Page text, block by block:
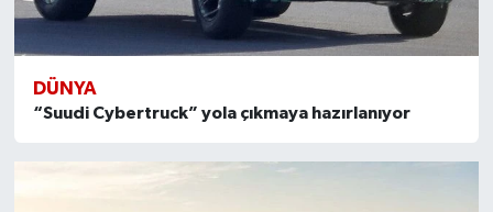
DÜNYA
“Suudi Cybertruck” yola çıkmaya hazırlanıyor